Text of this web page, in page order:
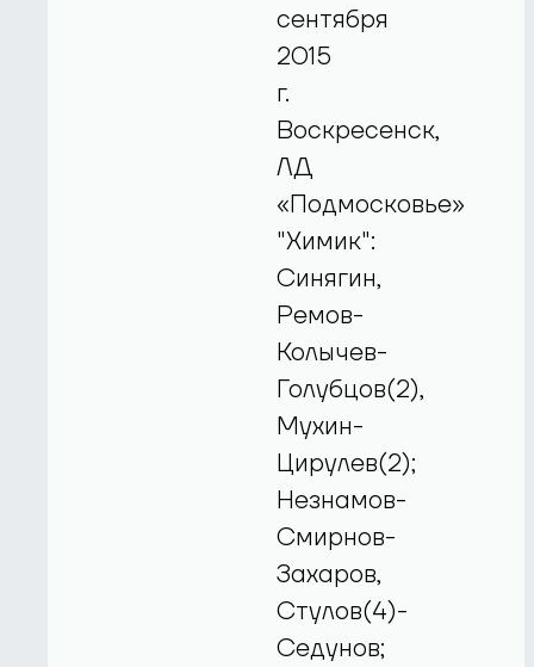
сентября
2015
г.
Воскресенск,
ЛД
«Подмосковье»
"Химик":
Синягин,
Ремов-
Колычев-
Голубцов(2),
Мухин-
Цирулев(2);
Незнамов-
Смирнов-
Захаров,
Стулов(4)-
Седунов;